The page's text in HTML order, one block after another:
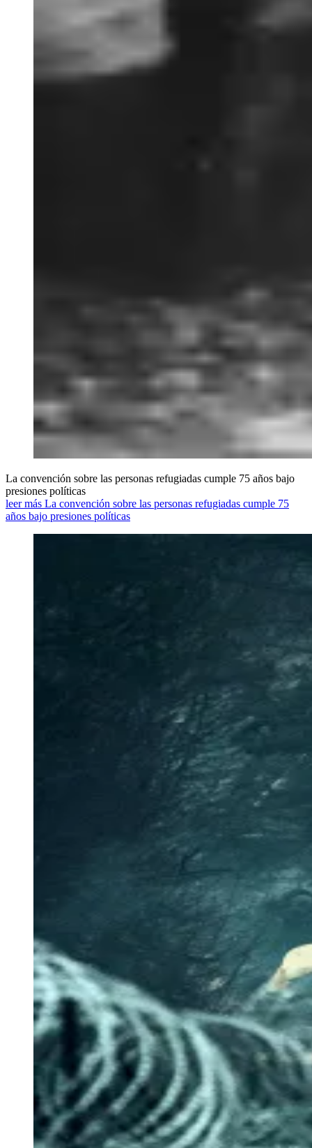
La convención sobre las personas refugiadas cumple 75 años bajo
presiones políticas
leer más La convención sobre las personas refugiadas cumple 75
años bajo presiones políticas